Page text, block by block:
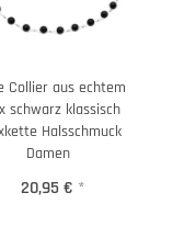
Collier aus echtem
schwarz klassisch
Halsschmuck
Damen
20,95 € *